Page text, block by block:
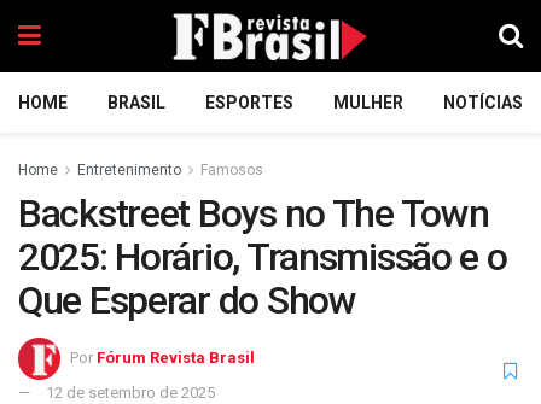
HOME BRASIL ESPORTES MULHER NOTÍCIAS
Home Entretenimento Famosos
Backstreet Boys no The Town
2025: Horário, Transmissão e o
Que Esperar do Show
Por Fórum Revista Brasil
12 de setembro de 2025